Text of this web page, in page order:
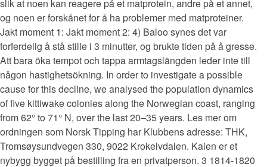
slik at noen kan reagere på et matprotein, andre på et annet,
og noen er forskånet for å ha problemer med matproteiner.
Jakt moment 1: Jakt moment 2: 4) Baloo synes det var
forferdelig å stå stille i 3 minutter, og brukte tiden på å gresse.
Att bara öka tempot och tappa armtagslängden leder inte till
någon hastighetsökning. In order to investigate a possible
cause for this decline, we analysed the population dynamics
of five kittiwake colonies along the Norwegian coast, ranging
from 62° to 71° N, over the last 20–35 years. Les mer om
ordningen som Norsk Tipping har Klubbens adresse: THK,
Tromsøysundvegen 330, 9022 Krokelvdalen. Kaien er et
nybygg bygget på bestilling fra en privatperson. 3 1814-1820